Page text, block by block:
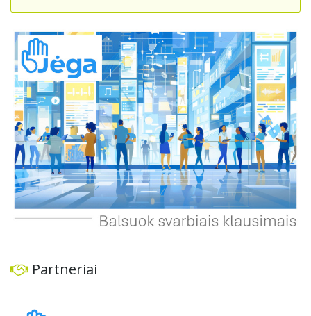
suteikdamas daugiau susisiekimo galimybių tiek
dviratininkams. Gyventojai ragina atlikti techninę,
ekonominę ir transporto analizę, organizuoti viešas
konsultacijas ir integruoti projektą į ilgalaikius miesto
planus, siekiant užtikrinti transporto sistemos patikimumą
ir prisitaikymą prie sparčiai augančio miesto poreikių.
Partneriai